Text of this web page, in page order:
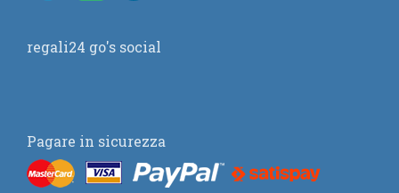
regali24 go's social
Pagare in sicurezza